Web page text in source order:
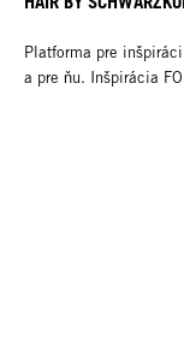
Platforma pre
a pre ňu. Inšpirácia